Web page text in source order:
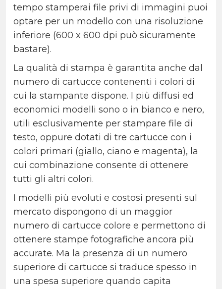
tempo stamperai file privi di immagini puoi
optare per un modello con una risoluzione
inferiore (600 x 600 dpi può sicuramente
bastare).
La qualità di stampa è garantita anche dal
numero di cartucce contenenti i colori di
cui la stampante dispone. I più diffusi ed
economici modelli sono o in bianco e nero,
utili esclusivamente per stampare file di
testo, oppure dotati di tre cartucce con i
colori primari (giallo, ciano e magenta), la
cui combinazione consente di ottenere
tutti gli altri colori.
I modelli più evoluti e costosi presenti sul
mercato dispongono di un maggior
numero di cartucce colore e permettono di
ottenere stampe fotografiche ancora più
accurate. Ma la presenza di un numero
superiore di cartucce si traduce spesso in
una spesa superiore quando capita